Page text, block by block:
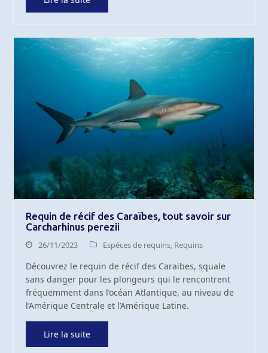
Requin de récif des Caraïbes, tout savoir sur
Carcharhinus perezii
26/11/2023 Espèces de requins, Requins
Découvrez le requin de récif des Caraïbes, squale
sans danger pour les plongeurs qui le rencontrent
fréquemment dans l’océan Atlantique, au niveau de
l’Amérique Centrale et l’Amérique Latine.
Lire la suite